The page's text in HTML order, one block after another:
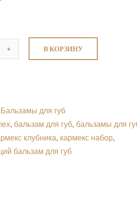
В КОРЗИНУ
Бальзамы для губ
, бальзам для губ, бальзамы для
клубника, кармекс набор,
бальзам для губ